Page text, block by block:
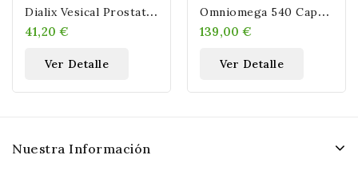
D
Ialix Vesical Prostate 45 Comp
41,20 €
Ver Detalle
O
Mniomega 540 Capsulas
139,00 €
Ver Detalle
Nuestra Información